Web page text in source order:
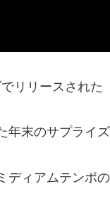
リリースされた
末のサプライズ
ィアムテンポの